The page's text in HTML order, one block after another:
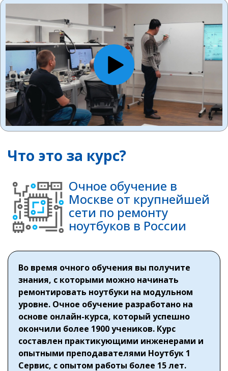
Что это за курс?
Очное обучение в
Москве от крупнейшей
сети по ремонту
ноутбуков в России
Во время очного обучения вы получите
знания, с которыми можно начинать
ремонтировать ноутбуки на модульном
уровне. Очное обучение разработано на
основе онлайн-курса, который успешно
окончили более 1900 учеников. Курс
составлен практикующими инженерами и
опытными преподавателями Ноутбук 1
Сервис, с опытом работы более 15 лет.